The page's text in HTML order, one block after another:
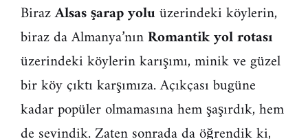
BirazAlsas şarap yoluüzerindeki köylerin,
biraz da Almanya’nınRomantik yol rotası
üzerindeki köylerin karışımı, minik ve güzel
bir köy çıktı karşımıza. Açıkçası bugüne
kadar popüler olmamasına hem şaşırdık, hem
de sevindik. Zaten sonrada da öğrendik ki,